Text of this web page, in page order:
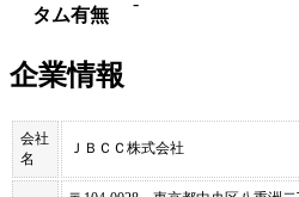
タム有無
企業情報
会社
名
ＪＢＣＣ株式会社